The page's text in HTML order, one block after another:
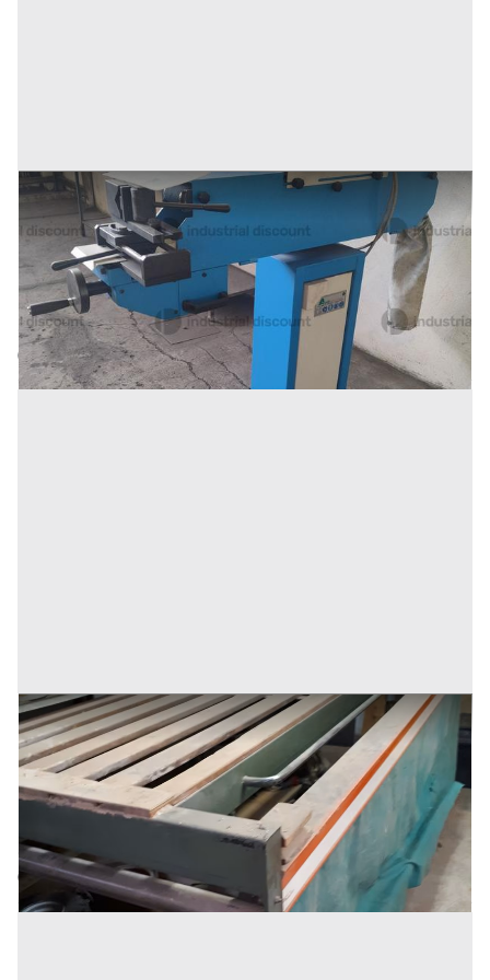
9#9868 Levigatrice Aceti Macchine
Inserito il: 08/05/2026
Brugherio (Monza e della Brianza)
Annuncio scaduto
Prezzo
1.200 €
Codice annuncio:1587741477
Levigatrice/smerigliatrice a nastro
Inserito il: 27/04/2026
(Milano)
Annuncio scaduto
Prezzo
1.000 €
Codice annuncio: